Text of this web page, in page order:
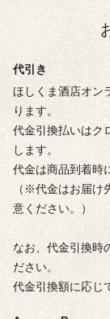
代引き
ほしくま酒店オン
ります。
代金引換払いはク
します。
代金は商品到着時
（※代金はお届け
意ください。）
なお、代金引換時
ださい。
代金引換額に応じ